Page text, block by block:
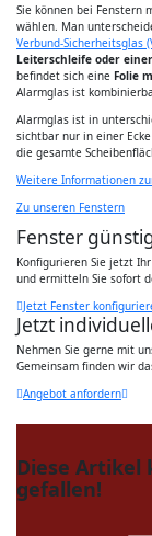
Sie können bei Fenstern
wählen. Man
Verbund-Sicherheitsglas
Leiterschleife oder
befindet sich eine Folie
Alarmglas ist
Alarmglas ist in
sichtbar nur in einer
die gesamte
Weitere Informationen
Zu unseren Fenstern
Fenster
Konfigurieren Sie jetzt
und ermitteln Sie sofort
Jetzt Fenster
Jetzt
Nehmen Sie gerne mit
Gemeinsam finden wir
Angebot anfordern
Diese Artikel
gefallen!